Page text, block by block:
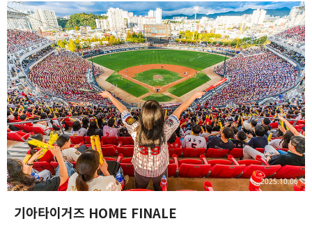
사색의시간#핫셀블라드 #핫셀블라드X2DII #핫셀X2DII#hasselblad
#X2D2 #X2DII #2035E#hasselbladxcd2035
#hasselbladphotos#XCD2035E #ShotOnHasselblad
광주호호수생태원
기아타이거즈 HOME FINALE
2025.10.06